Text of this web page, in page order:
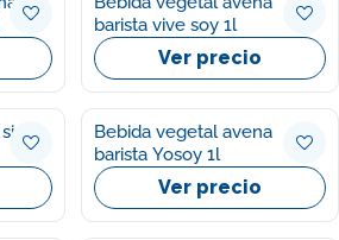
barista vive soy 1l
Ver precio
Bebida vegetal avena
barista Yosoy 1l
Ver precio